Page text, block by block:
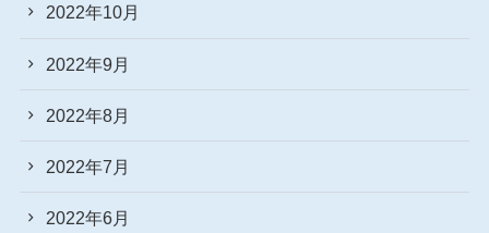
2022年10月
2022年9月
2022年8月
2022年7月
2022年6月